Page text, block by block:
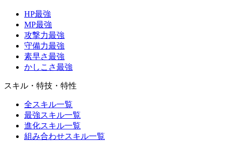
HP最強
MP最強
攻撃力最強
守備力最強
素早さ最強
かしこさ最強
スキル・特技・特性
全スキル一覧
最強スキル一覧
進化スキル一覧
組み合わせスキル一覧